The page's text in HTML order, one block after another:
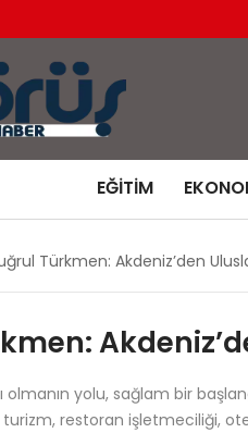
EĞITIM
Türkmen: Akdeniz’den
olmanın yolu, sağlam bir
turizm, restoran işletmeciliği,